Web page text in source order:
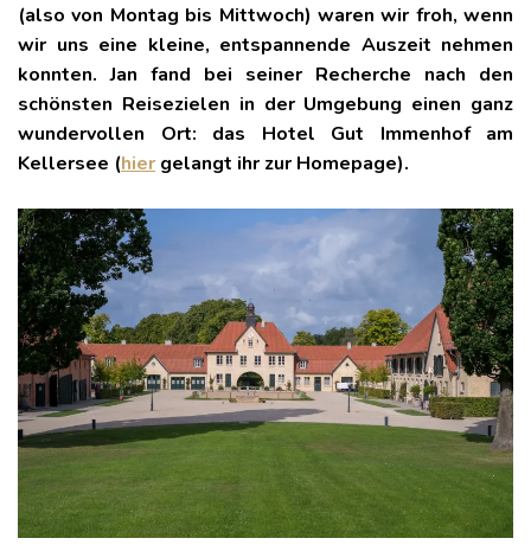
(also von Montag bis Mittwoch) waren wir froh, wenn
wir uns eine kleine, entspannende Auszeit nehmen
konnten. Jan fand bei seiner Recherche nach den
schönsten Reisezielen in der Umgebung einen ganz
wundervollen Ort: das Hotel Gut Immenhof am
Kellersee (hier gelangt ihr zur Homepage).